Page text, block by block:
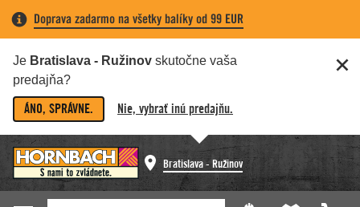
Doprava zadarmo na všetky balíky od 99 EUR
Je Bratislava - Ružinov skutočne vaša
predajňa?
ÁNO, SPRÁVNE. Nie, vybrať inú predajňu.
Bratislava - Ružinov